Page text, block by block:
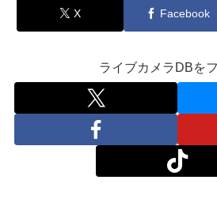
X Facebook
ライブカメラDBを